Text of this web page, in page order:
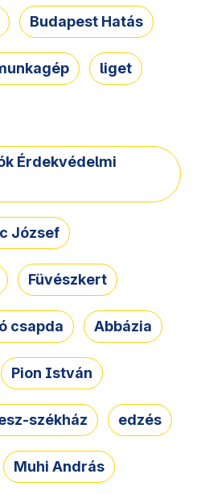
Budapest Hatás
liget
Érdekvédelmi
József
Füvészkert
csapda Abbázia
Pion István
székház edzés
Muhi András